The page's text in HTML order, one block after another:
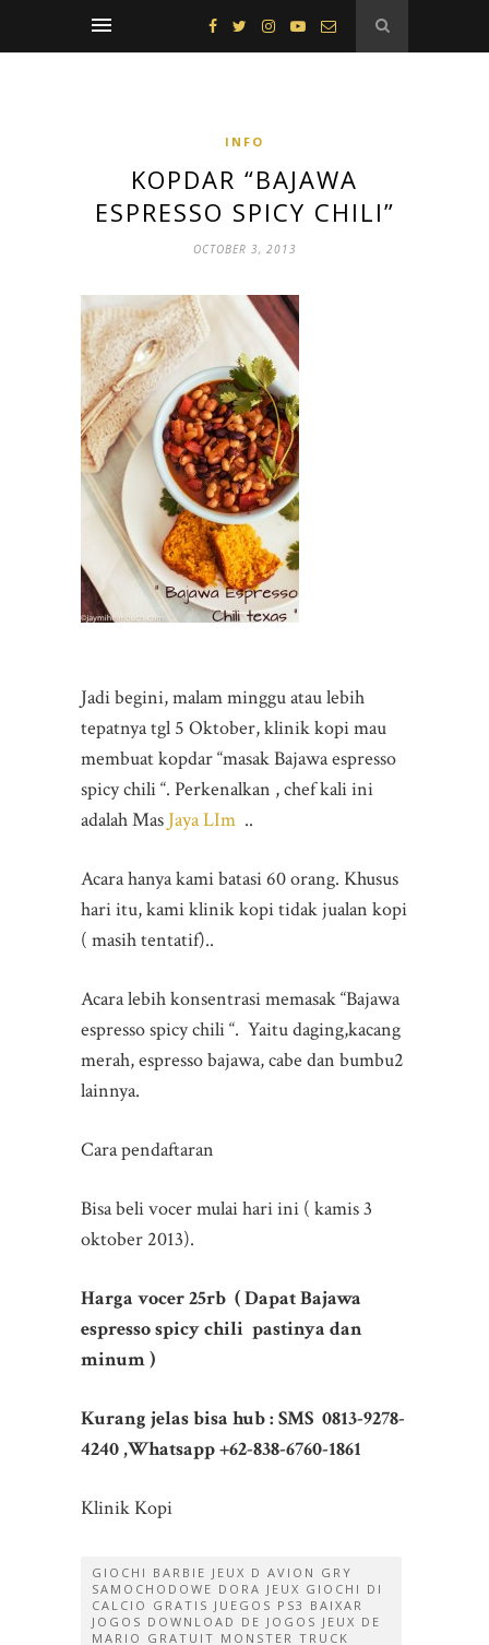
INFO
KOPDAR “BAJAWA
ESPRESSO SPICY CHILI”
OCTOBER 3, 2013
Jadi begini, malam minggu atau lebih
tepatnya tgl 5 Oktober, klinik kopi mau
membuat kopdar “masak Bajawa espresso
spicy chili “. Perkenalkan , chef kali ini
adalah Mas Jaya LIm ..
Acara hanya kami batasi 60 orang. Khusus
hari itu, kami klinik kopi tidak jualan kopi
( masih tentatif)..
Acara lebih konsentrasi memasak “Bajawa
espresso spicy chili “. Yaitu daging,kacang
merah, espresso bajawa, cabe dan bumbu2
lainnya.
Cara pendaftaran
Bisa beli vocer mulai hari ini ( kamis 3
oktober 2013).
Harga vocer 25rb ( Dapat Bajawa
espresso spicy chili pastinya dan
minum )
Kurang jelas bisa hub : SMS 0813-9278-
4240 ,Whatsapp +62-838-6760-1861
Klinik Kopi
GIOCHI BARBIE JEUX D AVION GRY
SAMOCHODOWE DORA JEUX GIOCHI DI
CALCIO GRATIS JUEGOS PS3 BAIXAR
JOGOS DOWNLOAD DE JOGOS JEUX DE
MARIO GRATUIT MONSTER TRUCK